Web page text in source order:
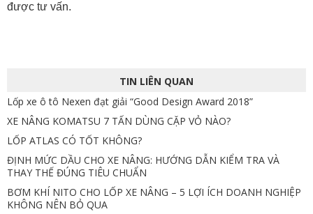
được tư vấn.
TIN LIÊN QUAN
Lốp xe ô tô Nexen đạt giải “Good Design Award 2018”
XE NÂNG KOMATSU 7 TẤN DÙNG CẶP VỎ NÀO?
LỐP ATLAS CÓ TỐT KHÔNG?
ĐỊNH MỨC DẦU CHO XE NÂNG: HƯỚNG DẪN KIỂM TRA VÀ
THAY THẾ ĐÚNG TIÊU CHUẨN
BƠM KHÍ NITO CHO LỐP XE NÂNG – 5 LỢI ÍCH DOANH NGHIỆP
KHÔNG NÊN BỎ QUA